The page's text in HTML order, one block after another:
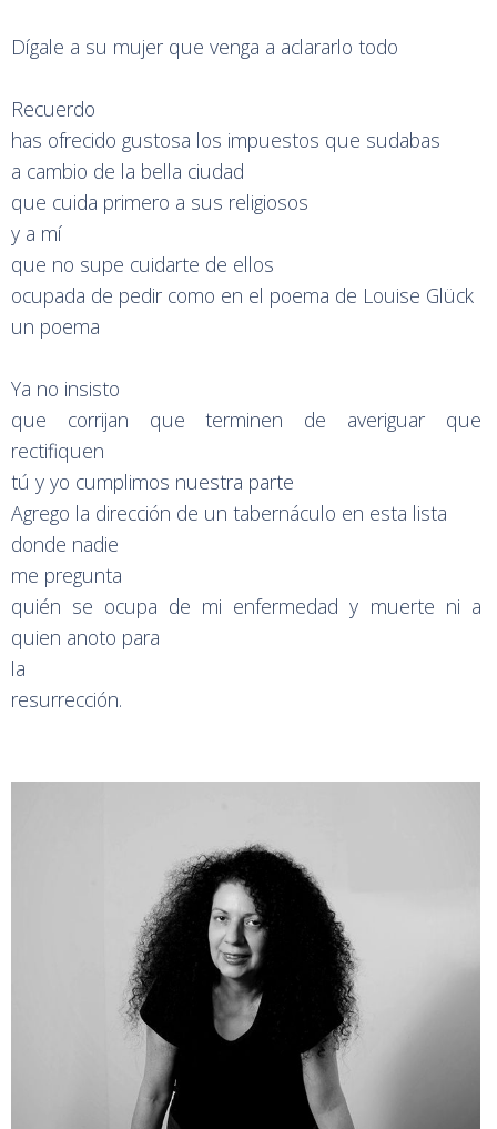
Dígale a su mujer que venga a aclararlo todo
Recuerdo
has ofrecido gustosa los impuestos que sudabas
a cambio de la bella ciudad
que cuida primero a sus religiosos
y a mí
que no supe cuidarte de ellos
ocupada de pedir como en el poema de Louise Glück
un poema
Ya no insisto
que corrijan que terminen de averiguar que
rectifiquen
tú y yo cumplimos nuestra parte
Agrego la dirección de un tabernáculo en esta lista
donde nadie
me pregunta
quién se ocupa de mi enfermedad y muerte ni a
quien anoto para
la
resurrección.